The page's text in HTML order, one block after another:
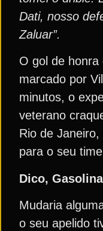
Dati, nosso
Zaluar”.
O gol de
marcado por
minutos, o
veterano
Rio de
para o seu
Dico,
Mudaria
o seu apelido